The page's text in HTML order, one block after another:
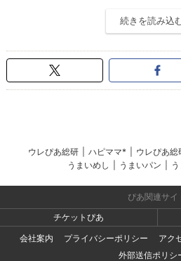
続きを読み込
ウレぴあ総研 ハピママ* ウレぴあ総
うまいめし
うまいパン
ぴあ関連サイ
チケットぴあ
会社案内
プライバシーポリシー
アク
外部送信ポリシ